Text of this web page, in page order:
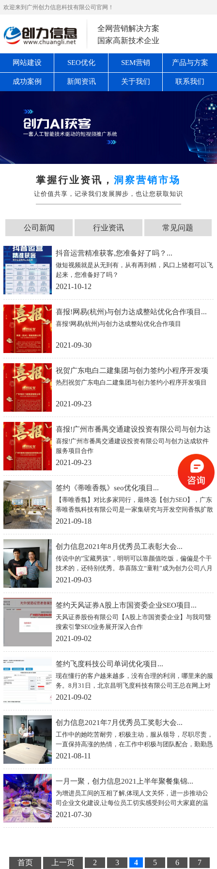
欢迎来到广州创力信息科技有限公司官网！
全网营销解决方案
国家高新技术企业
网站建设 SEO优化 SEM营销 产品与方案
成功案例 新闻资讯 关于我们 联系我们
掌握行业资讯，洞察营销市场
让价值共享，记录我们发展脚步，也让您获取知识
公司新闻 行业资讯 常见问题
抖音运营精准获客,您准备好了吗？...
做短视频就是从无到有，从有再到精，风口上猪都可以飞
起来，您准备好了吗？
2021-10-12
喜报!网易(杭州)与创力达成整站优化合作项目...
喜报!网易(杭州)与创力达成整站优化合作项目
2021-09-30
祝贺广东电白二建集团与创力签约小程序开发项
目...
热烈祝贺广东电白二建集团与创力签约小程序开发项目
2021-09-23
喜报!广州市番禺交通建设投资有限公司与创力达
成软件服务项...
喜报!广州市番禺交通建设投资有限公司与创力达成软件
服务项目合作
2021-09-23
签约《蒂唯香氛》seo优化项目...
【蒂唯香氛】对比多家同行，最终选【创力SEO】，广东
蒂唯香氛科技有限公司是一家集研究与开发空间香氛扩散
设备及配套芳香产品的专业公司，广泛应用于：酒店大
2021-09-18
创力信息2021年8月优秀员工表彰大会...
传说中的"宝藏男孩"，明明可以靠颜值吃饭，偏偏是个干
技术的，还特别优秀。恭喜陈立“童鞋”成为创力公司八月
的优秀员工。
2021-09-03
签约天风证券A股上市国资委企业SEO项目...
天风证券股份有限公司【A股上市国资委企业】与我司暨
搜索引擎SEO业务展开深入合作
2021-09-02
签约飞度科技公司单词优化项目...
现在懂行的客户越来越多，没有合理的利润，哪里来的服
务。8月31日，北京昌明飞度科技有限公司王总在网上对
比20余家seo公司，最终选择与我们合作单词优化项目。
2021-09-02
创力信息2021年7月优秀员工奖彰大会...
工作中的她吃苦耐劳，积极主动，服从领导，尽职尽责，
一直保持高涨的热情，在工作中积极与团队配合，勤勤恳
恳，无私奉献。她把工作当做奉献的舞台，处处表现出细
2021-08-11
一月一聚，创力信息2021上半年聚餐集锦...
为增进员工间的互相了解,体现人文关怀，进一步推动公
司企业文化建设,让每位员工切实感受到公司大家庭的温
暖,增强大家的娱乐的同时也能增强公司凝聚力和团体合
2021-07-30
首页 上一页 2 3 4 5 6 7